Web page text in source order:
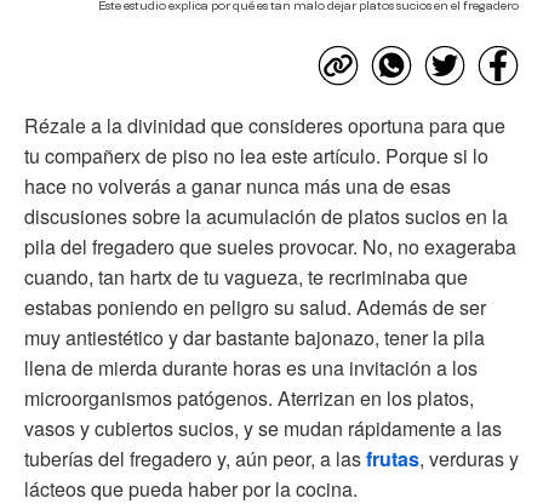
Este estudio explica por qué es tan malo dejar platos sucios en el fregadero
Rézale a la divinidad que consideres oportuna para que
tu compañerx de piso no lea este artículo. Porque si lo
hace no volverás a ganar nunca más una de esas
discusiones sobre la acumulación de platos sucios en la
pila del fregadero que sueles provocar. No, no exageraba
cuando, tan hartx de tu vagueza, te recriminaba que
estabas poniendo en peligro su salud. Además de ser
muy antiestético y dar bastante bajonazo, tener la pila
llena de mierda durante horas es una invitación a los
microorganismos patógenos. Aterrizan en los platos,
vasos y cubiertos sucios, y se mudan rápidamente a las
tuberías del fregadero y, aún peor, a lasfrutas, verduras y
lácteos que pueda haber por la cocina.